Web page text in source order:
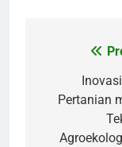
Pertanian